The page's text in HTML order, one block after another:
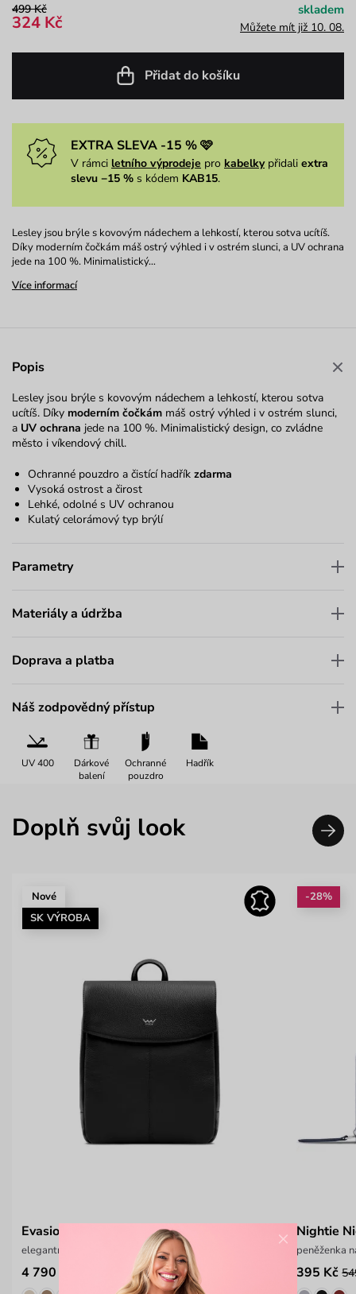
499 Kč
324 Kč
skladem
Můžete mít již 10. 08.
Přidat do košíku
EXTRA SLEVA -15 % 🩷
V rámci letního výprodeje pro kabelkypřidali extra
slevu −15 % s kódem KAB15.
Lesley jsou brýle s kovovým nádechem a lehkostí, kterou sotva ucítíš.
Díky moderním čočkám máš ostrý výhled i v ostrém slunci, a UV ochrana
jede na 100 %. Minimalistický…
Více informací
Popis
Lesley jsou brýle s kovovým nádechem a lehkostí, kterou sotva
ucítíš. Díky moderním čočkám máš ostrý výhled i v ostrém slunci,
a UV ochrana jede na 100 %. Minimalistický design, co zvládne
město i víkendový chill.
Ochranné pouzdro a čistící hadřík zdarma
Vysoká ostrost a čirost
Lehké, odolné s UV ochranou
Kulatý celorámový typ brýlí
Parametry
Materiály a údržba
Doprava a platba
Náš zodpovědný přístup
UV 400
Dárkové
balení
Ochranné
pouzdro
Hadřík
Doplň svůj look
Nové
SK VÝROBA
Evasion Grace Black
elegantní batůžek z italské hovězí kůže
4 790 Kč
-28%
Nightie
peněženka
395 Kč
×